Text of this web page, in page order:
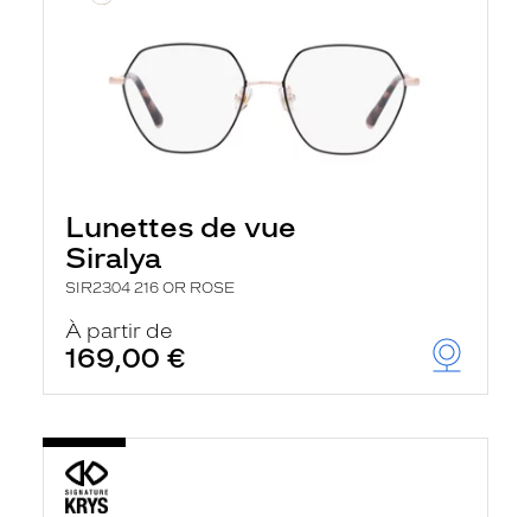
Lunettes de vue
Siralya
SIR2304 216 OR ROSE
À partir de
169,00 €